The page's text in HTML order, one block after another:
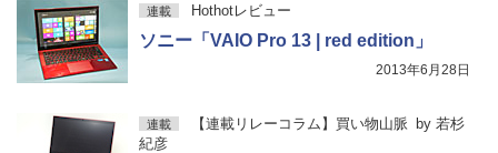
連載 Hothotレビュー
ソニー「VAIO Pro 13 | red edition」
2013年6月28日
連載 【連載リレーコラム】買い物山脈 by 若杉
紀彦